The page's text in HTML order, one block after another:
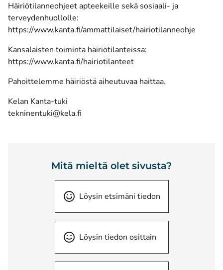
Häiriötilanneohjeet apteekeille sekä sosiaali- ja
terveydenhuollolle:
https://www.kanta.fi/ammattilaiset/hairiotilanneohje
Kansalaisten toiminta häiriötilanteissa:
https://www.kanta.fi/hairiotilanteet
Pahoittelemme häiriöstä aiheutuvaa haittaa.
Kelan Kanta-tuki
tekninentuki@kela.fi
Mitä mieltä olet sivusta?
Löysin etsimäni tiedon
Löysin tiedon osittain